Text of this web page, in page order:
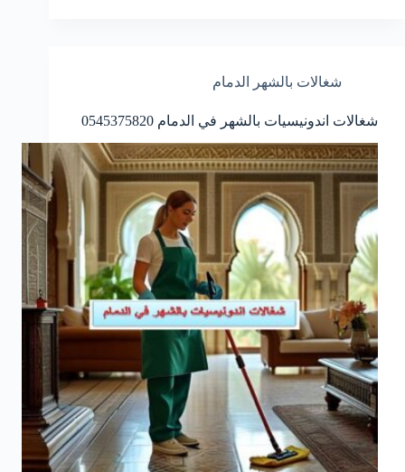
شغالات بالشهر الدمام
شغالات اندونيسيات بالشهر في الدمام 0545375820